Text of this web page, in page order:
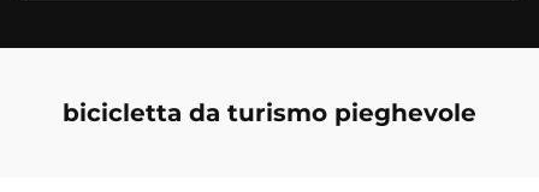
bicicletta da turismo pieghevole